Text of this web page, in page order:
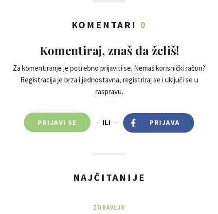
KOMENTARI 0
Komentiraj, znaš da želiš!
Za komentiranje je potrebno prijaviti se. Nemaš korisnički račun?
Registracija je brza i jednostavna, registriraj se i uključi se u
raspravu.
PRIJAVI SE ILI PRIJAVA
NAJČITANIJE
ZDRAVLJE